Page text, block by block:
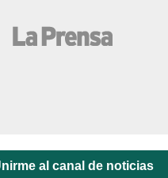
al canal de noticias